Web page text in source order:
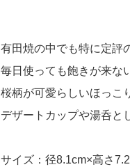
有田焼の中でも特に定評
毎日使っても飽きが来な
桜柄が可愛らしいほっこ
デザートカップや湯呑と
サイズ：径8.1cm×高さ